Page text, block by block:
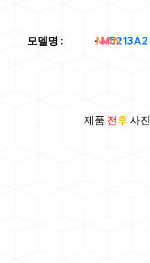
모델명 : -M5213A2
MAN
제품 전후 사진